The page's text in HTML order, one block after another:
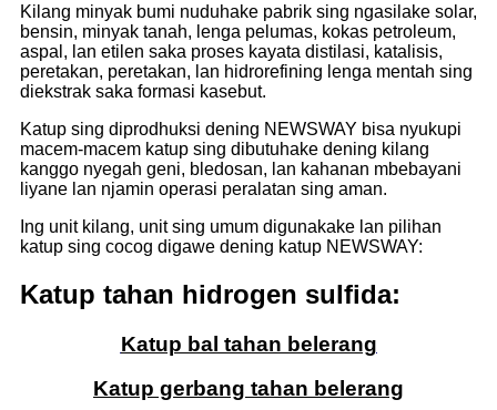
Kilang minyak bumi nuduhake pabrik sing ngasilake solar,
bensin, minyak tanah, lenga pelumas, kokas petroleum,
aspal, lan etilen saka proses kayata distilasi, katalisis,
peretakan, peretakan, lan hidrorefining lenga mentah sing
diekstrak saka formasi kasebut.
Katup sing diprodhuksi dening NEWSWAY bisa nyukupi
macem-macem katup sing dibutuhake dening kilang
kanggo nyegah geni, bledosan, lan kahanan mbebayani
liyane lan njamin operasi peralatan sing aman.
Ing unit kilang, unit sing umum digunakake lan pilihan
katup sing cocog digawe dening katup NEWSWAY:
Katup tahan hidrogen sulfida:
Katup bal tahan belerang
Katup gerbang tahan belerang